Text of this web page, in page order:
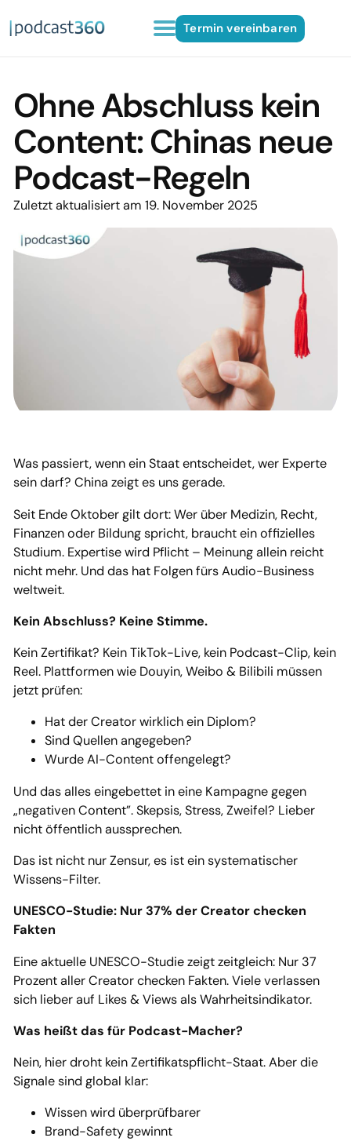
Termin vereinbaren
Ohne Abschluss kein
Content: Chinas neue
Podcast-Regeln
Zuletzt aktualisiert am 19. November 2025
Was passiert, wenn ein Staat entscheidet, wer Experte
sein darf? China zeigt es uns gerade.
Seit Ende Oktober gilt dort: Wer über Medizin, Recht,
Finanzen oder Bildung spricht, braucht ein offizielles
Studium. Expertise wird Pflicht – Meinung allein reicht
nicht mehr. Und das hat Folgen fürs Audio-Business
weltweit.
Kein Abschluss? Keine Stimme.
Kein Zertifikat? Kein TikTok-Live, kein Podcast-Clip, kein
Reel. Plattformen wie Douyin, Weibo & Bilibili müssen
jetzt prüfen:
Hat der Creator wirklich ein Diplom?
Sind Quellen angegeben?
Wurde AI-Content offengelegt?
Und das alles eingebettet in eine Kampagne gegen
„negativen Content”. Skepsis, Stress, Zweifel? Lieber
nicht öffentlich aussprechen.
Das ist nicht nur Zensur, es ist ein systematischer
Wissens-Filter.
UNESCO-Studie: Nur 37% der Creator checken
Fakten
Eine aktuelle UNESCO-Studie zeigt zeitgleich: Nur 37
Prozent aller Creator checken Fakten. Viele verlassen
sich lieber auf Likes & Views als Wahrheitsindikator.
Was heißt das für Podcast-Macher?
Nein, hier droht kein Zertifikatspflicht-Staat. Aber die
Signale sind global klar:
Wissen wird überprüfbarer
Brand-Safety gewinnt